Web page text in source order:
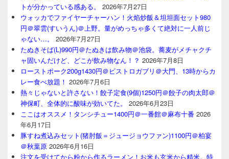
トが分かっている感ある。
2026年7月27日
ウォッカでファイヤーチャーハン！火焰炒飯＆坦坦面セット980
円＠翠雲(すいうん)＠上野。量がめっちゃ多くて絶対に一人前じ
ゃない…。
2026年7月27日
たぬきそば(L)990円＠たぬきは飲み物＠池袋。蕎麦がメチャクチ
ャ固いんだけど、どこが飲み物なん！？ 2026年7月8日
ローストポーク200g1430円＠ビストロガブリ＠大門、13時からカ
レー食べ放題！ 2026年7月6日
熱々じゃないと許さない！餃子定食(9個)1250円＠餃子の肉太郎＠
神保町、全体的に酸味が効いてた。
2026年6月23日
ここはオススメ！タンシチュー1400円＠一番館＠麻布十番 2026
年6月17日
豚すね煮込みセット(猪肘飯＝ジュージョウファン)1100円＠柏宴
＠秋葉原 2026年6月16日
注文を受けてから粉から作るラーメン！お米も玄米から精米。特